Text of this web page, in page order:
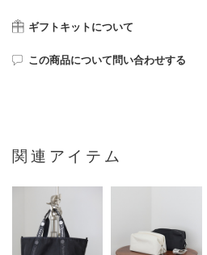
ギフトキットについて
この商品について問い合わせする
関連アイテム